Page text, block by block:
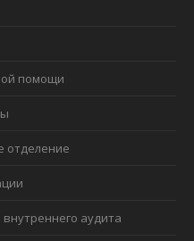
помощи
отделение
аудита